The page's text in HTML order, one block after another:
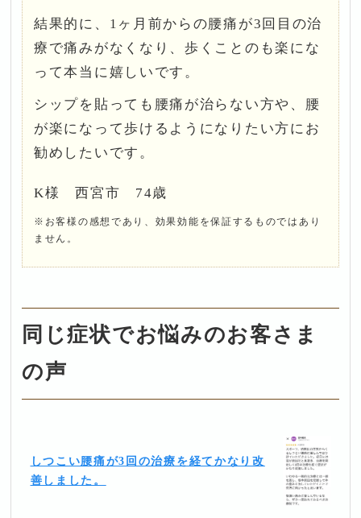
結果的に、1ヶ月前からの腰痛が3回目の治
療で痛みがなくなり、歩くことのも楽にな
って本当に嬉しいです。
シップを貼っても腰痛が治らない方や、腰
が楽になって歩けるようになりたい方にお
勧めしたいです。
K様 西宮市 74歳
※お客様の感想であり、効果効能を保証するものではあり
ません。
同じ症状でお悩みのお客さま
の声
しつこい腰痛が3回の治療を経てかなり改
善しました。